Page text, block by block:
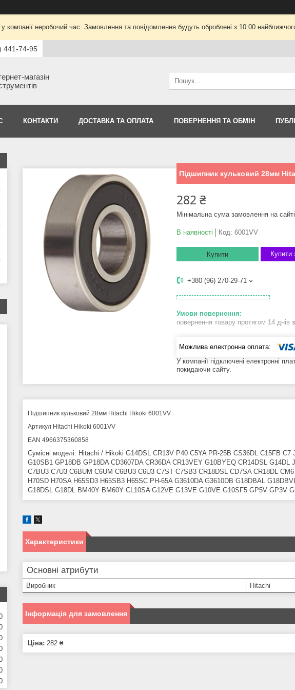
компанії неробочий час. Замовлення та повідомлення будуть оброблені з 10:00
441-74-95
магазін
КОНТАКТИ ДОСТАВКА ТА ОПЛАТА ПОВЕРНЕННЯ ТА ОБМІН
Підшипник кульковий 28мм
282 ₴
Мінімальна сума замовлення на
В наявності Код: 6001VV
Купити Купити
+380 (96) 270-29-71
повернення товару протягом 14 днів
У компанії підключені електронні
покидаючи сайту.
Підшипник кульковий 28мм Hitachi Hikoki 6001VV
Артикул Hitachi Hikoki 6001VV
EAN 4966375360858
Сумісні моделі: Hitachi / Hikoki G14DSL CR13V P40 C5YA PR-25B CS36DL C15FB
G10SB1 GP18DB GP18DA CD3607DA CR36DA CR13VEY G10BYEQ CR14DSL
C7BU3 C7U3 C6BUM C6UM C6BU3 C6U3 C7ST C7SB3 CR18DSL CD7SA CR18DL
H70SD H70SA H65SD3 H65SB3 H65SC PH-65A G3610DA G3610DB G18DBAL
G18DSL G18DL BM40Y BM60Y CL10SA G12VE G13VE G10VE G10SF5 GP5V GP3V
Характеристики
Основні атрибути
Виробник Hitachi
Інформація для замовлення
Ціна: 282 ₴